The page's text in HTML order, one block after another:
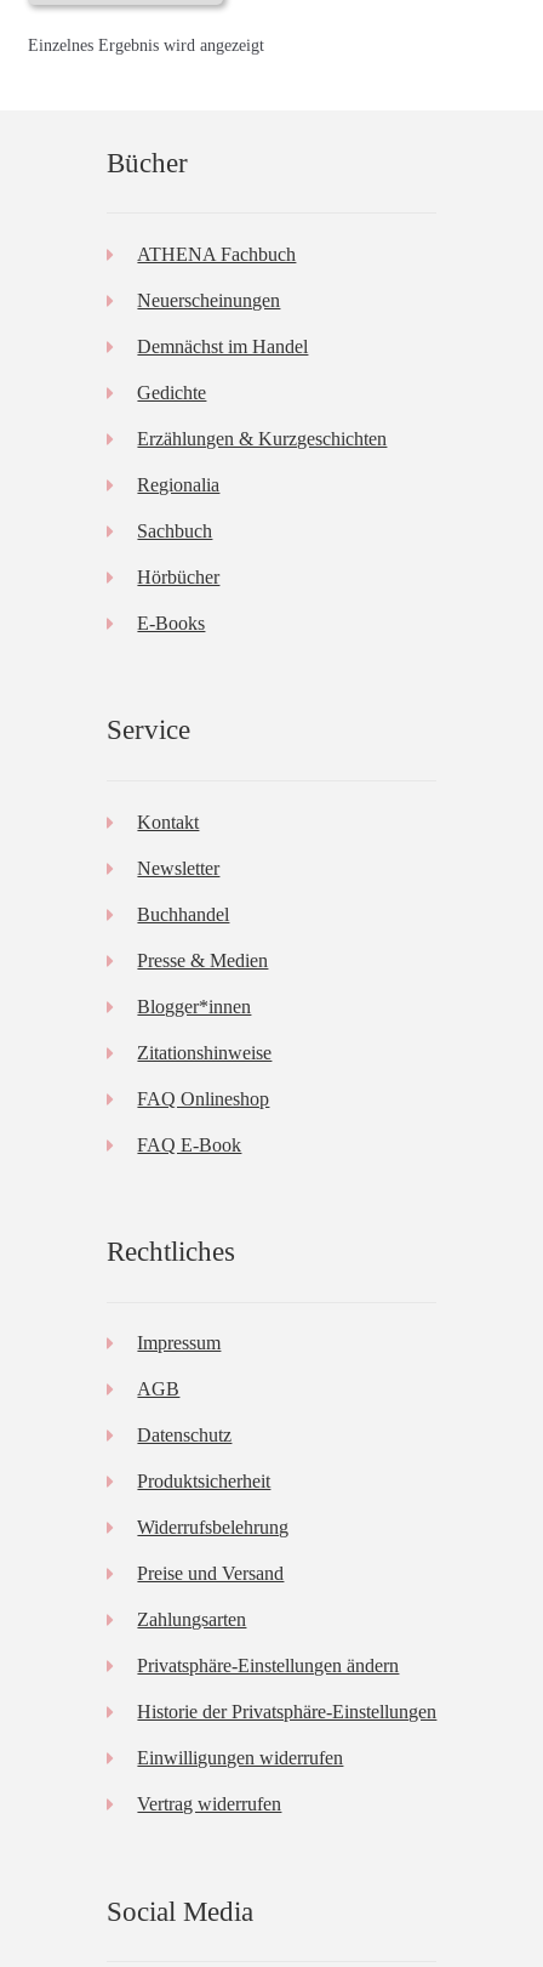
Einzelnes Ergebnis wird angezeigt
Bücher
ATHENA Fachbuch
Neuerscheinungen
Demnächst im Handel
Gedichte
Erzählungen & Kurzgeschichten
Regionalia
Sachbuch
Hörbücher
E-Books
Service
Kontakt
Newsletter
Buchhandel
Presse & Medien
Blogger*innen
Zitationshinweise
FAQ Onlineshop
FAQ E-Book
Rechtliches
Impressum
AGB
Datenschutz
Produktsicherheit
Widerrufsbelehrung
Preise und Versand
Zahlungsarten
Privatsphäre-Einstellungen ändern
Historie der Privatsphäre-Einstellungen
Einwilligungen widerrufen
Vertrag widerrufen
Social Media